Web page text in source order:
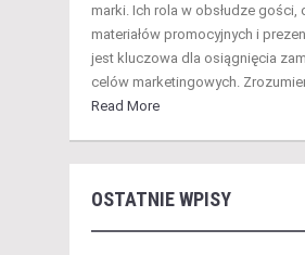
marki. Ich rola w obsłudze gości,
materiałów promocyjnych i
jest kluczowa dla osiągnięcia
celów marketingowych.
Read More
OSTATNIE WPISY